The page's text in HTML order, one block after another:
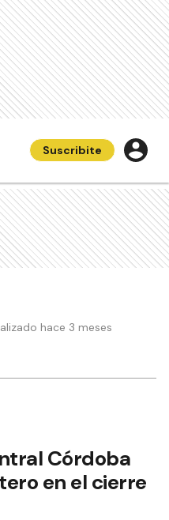
Suscribite
hace 3 meses
Córdoba
en el cierre